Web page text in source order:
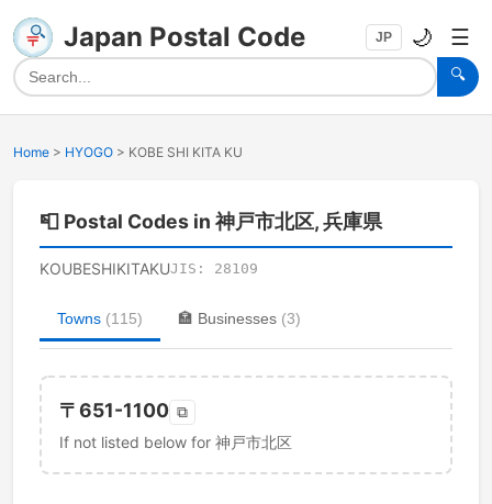
Japan Postal Code
🔍
JP 🌙 ☰
Home > HYOGO > KOBE SHI KITA KU
📮 Postal Codes in 神戸市北区, 兵庫県
KOUBESHIKITAKUJIS: 28109
Towns (115) 🏣 Businesses (3)
〒651-1100 ⧉
If not listed below for 神戸市北区